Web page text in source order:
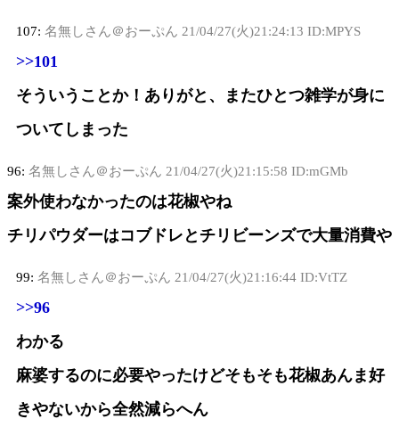
107: 名無しさん＠おーぷん 21/04/27(火)21:24:13 ID:MPYS
>>101
そういうことか！ありがと、またひとつ雑学が身に
ついてしまった
96: 名無しさん＠おーぷん 21/04/27(火)21:15:58 ID:mGMb
案外使わなかったのは花椒やね
チリパウダーはコブドレとチリビーンズで大量消費や
99: 名無しさん＠おーぷん 21/04/27(火)21:16:44 ID:VtTZ
>>96
わかる
麻婆するのに必要やったけどそもそも花椒あんま好
きやないから全然減らへん